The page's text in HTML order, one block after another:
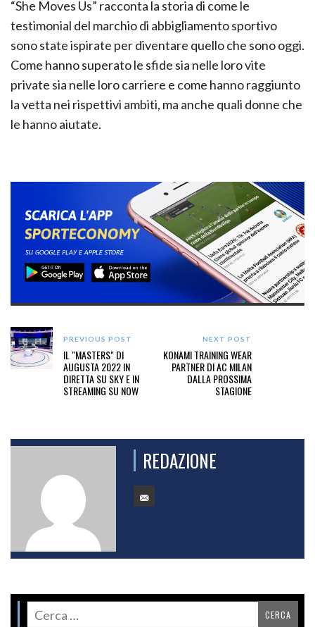
“She Moves Us” racconta la storia di come le
testimonial del marchio di abbigliamento sportivo
sono state ispirate per diventare quello che sono oggi.
Come hanno superato le sfide sia nelle loro vite
private sia nelle loro carriere e come hanno raggiunto
la vetta nei rispettivi ambiti, ma anche quali donne che
le hanno aiutate.
PREVIOUS POST
IL "MASTERS" DI
AUGUSTA 2022 IN
DIRETTA SU SKY E IN
STREAMING SU NOW
NEXT POST
KONAMI TRAINING WEAR
PARTNER DI AC MILAN
DALLA PROSSIMA
STAGIONE
REDAZIONE